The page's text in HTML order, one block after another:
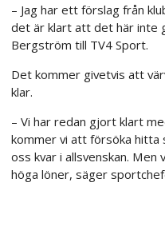
– Jag har ett förslag från
det är klart att det här inte
Bergström till TV4 Sport.
Det kommer givetvis att
klar.
– Vi har redan gjort klart
kommer vi att försöka hitta
oss kvar i allsvenskan.
höga löner, säger